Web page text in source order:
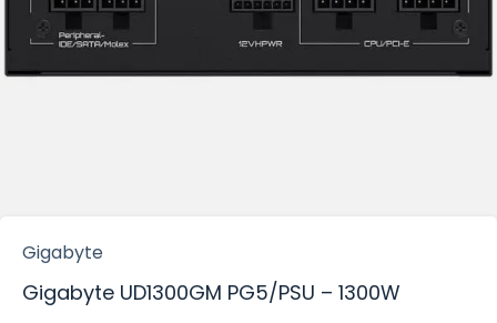
Gigabyte
Gigabyte UD1300GM PG5/PSU – 1300W